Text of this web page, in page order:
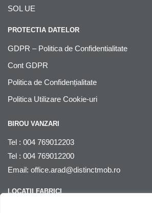
SOL UE
PROTECTIA DATELOR
GDPR – Politica de Confidentialitate
Cont GDPR
Politica de Confidențialitate
Politica Utilizare Cookie-uri
BIROU VANZARI
Tel : 004 769012203
Tel : 004 769012200
Email: office.arad@distinctmob.ro
LOCATII FABRICI